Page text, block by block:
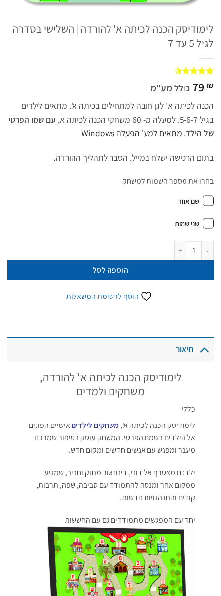
לימודיסק הכנה לכיתה א' להורדה | השלישי בסדרה
לגיל 5 עד 7
מדורגים
4.5 מתוך
על
2
דירוגים
79 ₪ כולל מע"מ
הכנה לכיתה א' לגן חובה למתחילים בכיתה א'. מתאים לילדים
בגיל 5-6-7. למעלה מ- 60 משחקי הכנה לכיתה א,
עם שמו הפרטי
של הילד. מתאים למע' הפעלה Windows
בתום הרכישה ישלח במייל, הסבר לתהליך ההורדה.
בחרו את מספר השמות למשחק
שם אחד
שני שמות
כמות של לימודיסק הכנה לכיתה א' להורדה | השלישי בסדרה לגיל 5 עד 7
הוספה לסל
הוסף לרשימת המשאלות
תיאור
לימודיסק הכנה לכיתה א' להורדה,
משחקים ולמדים
כללי
לימודיסק הכנה לכיתה א',משחקים לילדים אישיים הפונים
אל הילדים בשמם הפרטי. המשחק עוסק בסיפור שמרכזו
מעבר ומפגש עם אנשים חדשים ומקום חדש.
ילדכם מצטרף אל דוני, דינוזאור מתוק וחביב, שמגיע
ממקום אחר ומנסה להתמודד עם סביבה, שפה, תרבות,
קודים והתנהגויות חדשות.
יחד עם המפגשים מתמודדים גם עם החששות